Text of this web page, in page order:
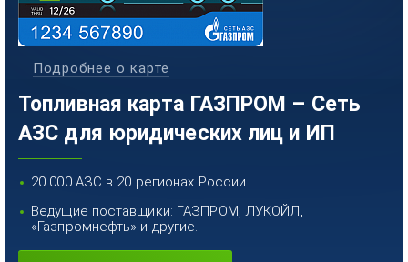
Топливная карта ГАЗПРОМ – Сеть
АЗС для юридических лиц и ИП
20 000 АЗС в 20 регионах России
Ведущие поставщики: ГАЗПРОМ, ЛУКОЙЛ,
«Газпромнефть» и другие.
Подробнее о карте